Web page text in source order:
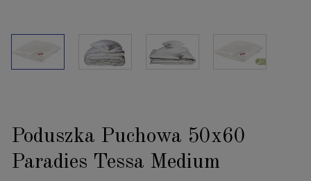
Poduszka Puchowa 50x60
Paradies Tessa Medium